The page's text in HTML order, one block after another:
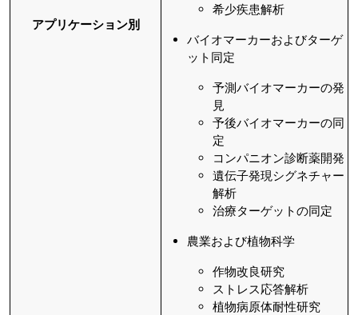
アプリケーション別
希少疾患解析
バイオマーカーおよびターゲ
ット同定
予測バイオマーカーの発
見
予後バイオマーカーの同
定
コンパニオン診断薬開発
遺伝子発現シグネチャー
解析
治療ターゲットの同定
農業および植物科学
作物改良研究
ストレス応答解析
植物病原体耐性研究